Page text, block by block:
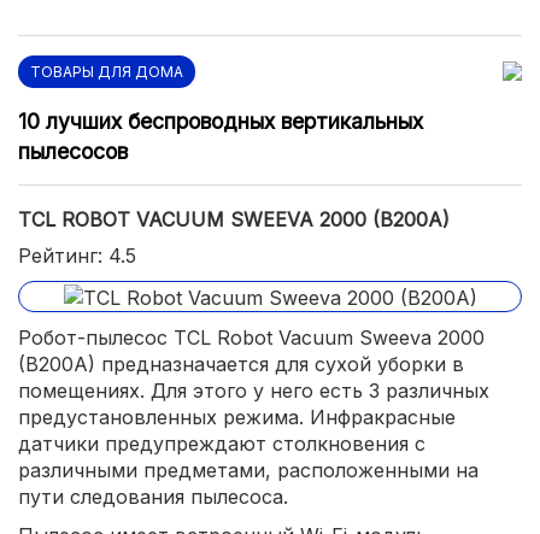
ТОВАРЫ ДЛЯ ДОМА
10 лучших беспроводных вертикальных
пылесосов
TCL ROBOT VACUUM SWEEVA 2000 (B200A)
Рейтинг: 4.5
Робот-пылесос TCL Robot Vacuum Sweeva 2000
(B200A) предназначается для сухой уборки в
помещениях. Для этого у него есть 3 различных
предустановленных режима. Инфракрасные
датчики предупреждают столкновения с
различными предметами, расположенными на
пути следования пылесоса.